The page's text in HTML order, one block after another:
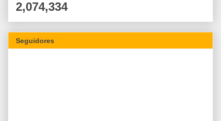
2,074,334
Seguidores